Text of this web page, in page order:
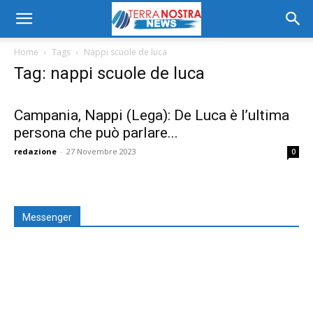
Home Tags Nappi scuole de luca
Tag: nappi scuole de luca
Campania, Nappi (Lega): De Luca è l’ultima
persona che può parlare...
redazione - 27 Novembre 2023 0
Messenger